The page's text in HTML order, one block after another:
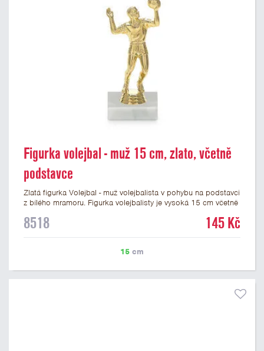
Figurka volejbal - muž 15 cm, zlato, včetně
podstavce
Zlatá figurka Volejbal - muž volejbalista v pohybu na podstavci
z bílého mramoru. Figurka volejbalisty je vysoká 15 cm včetně
je možné umístit laserový štítek nebo lesklý papírový štítek s
8518 145 Kč
15 cm